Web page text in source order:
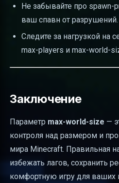
Не забывайте про spawn-
ваш спавн от разрушений.
Следите за нагрузкой на
max-players и max-world-
Заключение
Параметр max-world-size —
контроля над размером и
мира Minecraft. Правильная
избежать лагов, сохранить
комфортную игру для ваших